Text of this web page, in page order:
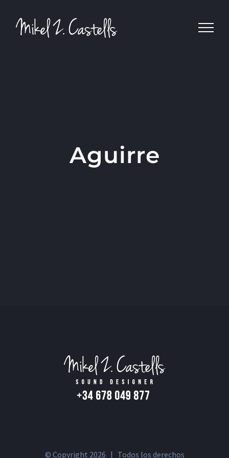
Aguirre
© Copyright 2026 | Todos los derechos